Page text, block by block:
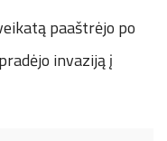
paaštrėjo po
invaziją į